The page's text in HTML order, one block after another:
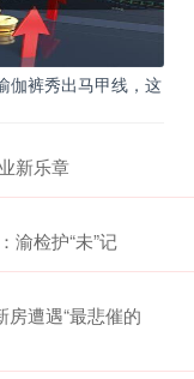
伽裤秀出马甲线，这
新乐章
渝检护“未”记
房遭遇“最悲催的